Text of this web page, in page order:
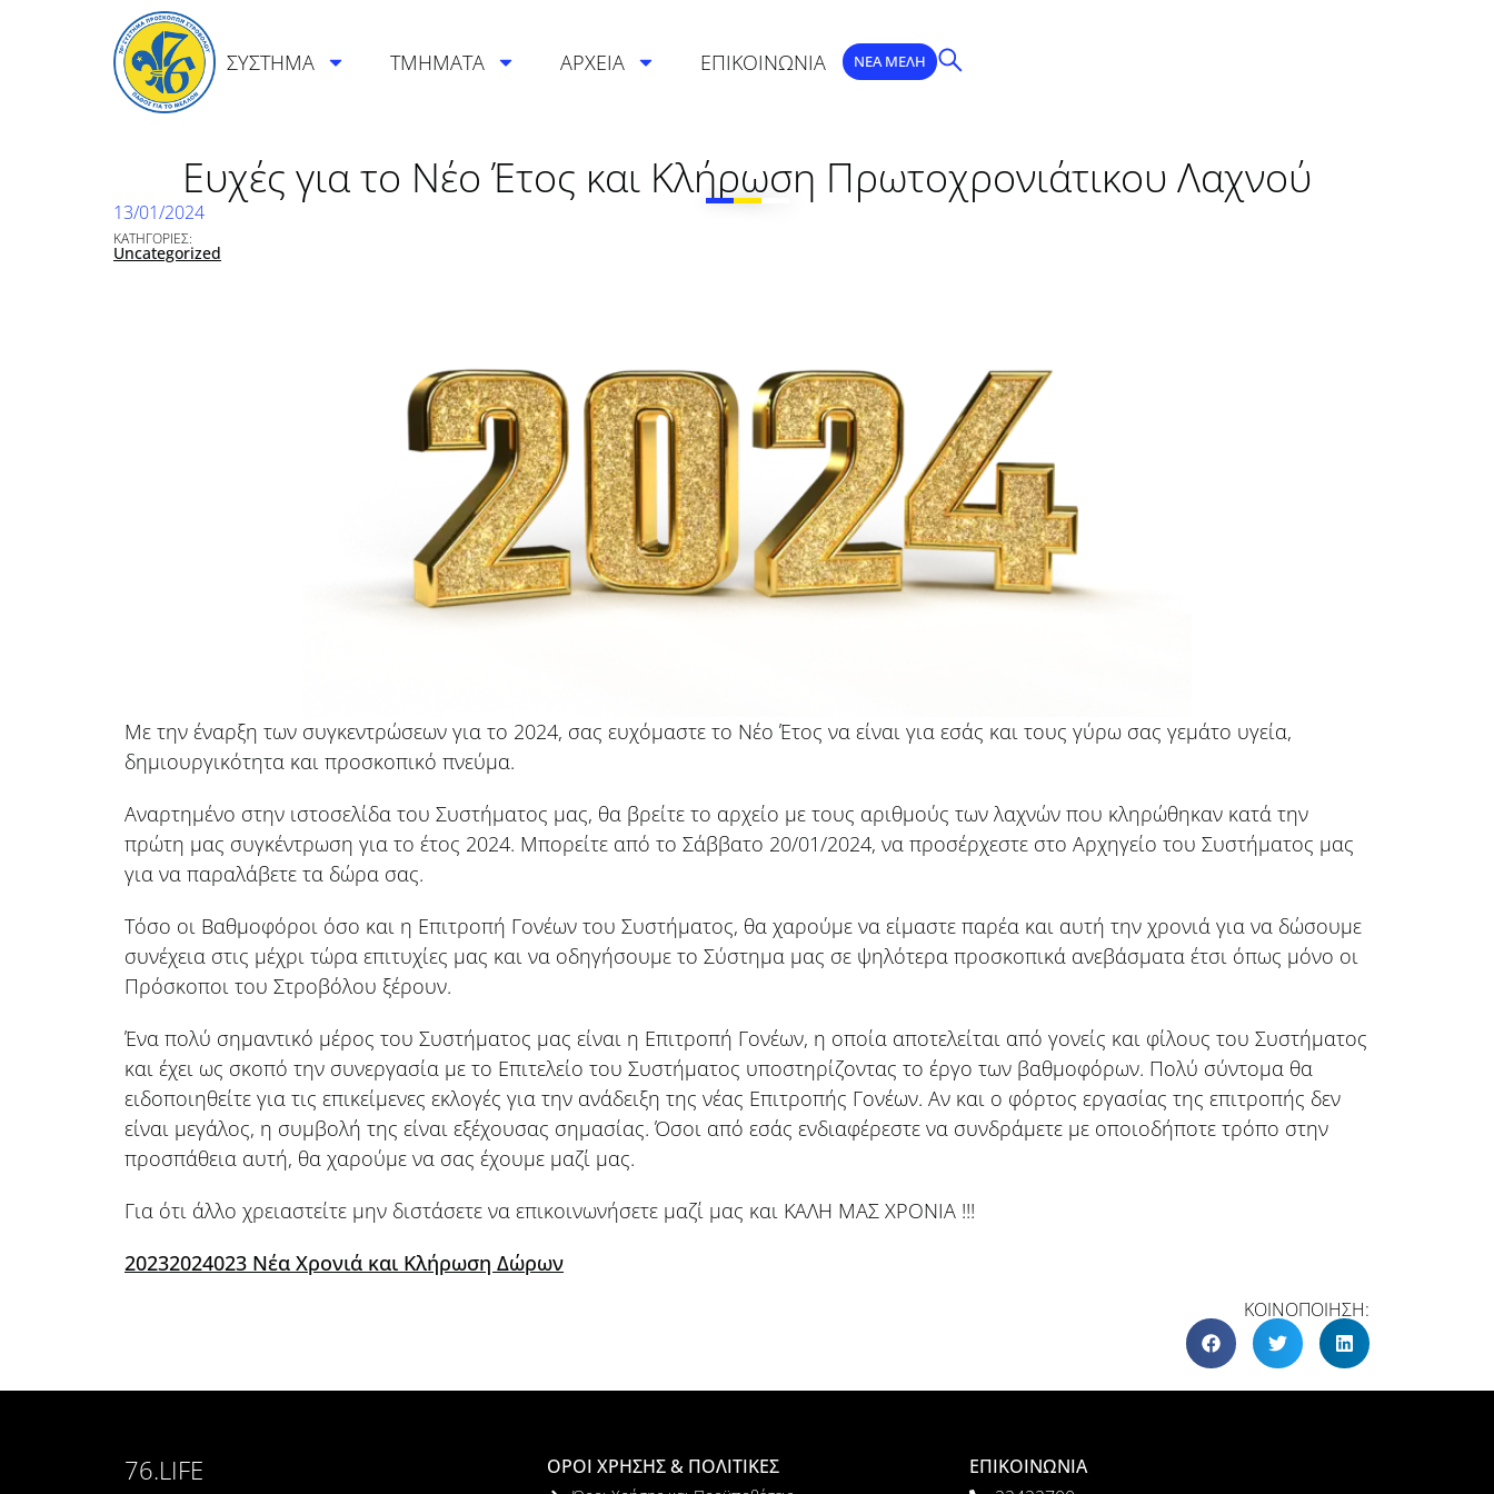
ΣΥΣΤΗΜΑ ΤΜΗΜΑΤΑ ΑΡΧΕΙΑ ΕΠΙΚΟΙΝΩΝΙΑ ΝΕΑ ΜΕΛΗ
Ευχές για το Νέο Έτος και Κλήρωση Πρωτοχρονιάτικου Λαχνού
13/01/2024
ΚΑΤΗΓΟΡΙΕΣ:
Uncategorized
Με την έναρξη των συγκεντρώσεων για το 2024, σας ευχόμαστε το Νέο Έτος να είναι για εσάς και τους γύρω σας γεμάτο υγεία,
δημιουργικότητα και προσκοπικό πνεύμα.
Αναρτημένο στην ιστοσελίδα του Συστήματος μας, θα βρείτε το αρχείο με τους αριθμούς των λαχνών που κληρώθηκαν κατά την
πρώτη μας συγκέντρωση για το έτος 2024. Μπορείτε από το Σάββατο 20/01/2024, να προσέρχεστε στο Αρχηγείο του Συστήματος μας
για να παραλάβετε τα δώρα σας.
Τόσο οι Βαθμοφόροι όσο και η Επιτροπή Γονέων του Συστήματος, θα χαρούμε να είμαστε παρέα και αυτή την χρονιά για να δώσουμε
συνέχεια στις μέχρι τώρα επιτυχίες μας και να οδηγήσουμε το Σύστημα μας σε ψηλότερα προσκοπικά ανεβάσματα έτσι όπως μόνο οι
Πρόσκοποι του Στροβόλου ξέρουν.
Ένα πολύ σημαντικό μέρος του Συστήματος μας είναι η Επιτροπή Γονέων, η οποία αποτελείται από γονείς και φίλους του Συστήματος
και έχει ως σκοπό την συνεργασία με το Επιτελείο του Συστήματος υποστηρίζοντας το έργο των βαθμοφόρων. Πολύ σύντομα θα
ειδοποιηθείτε για τις επικείμενες εκλογές για την ανάδειξη της νέας Επιτροπής Γονέων. Αν και ο φόρτος εργασίας της επιτροπής δεν
είναι μεγάλος, η συμβολή της είναι εξέχουσας σημασίας. Όσοι από εσάς ενδιαφέρεστε να συνδράμετε με οποιοδήποτε τρόπο στην
προσπάθεια αυτή, θα χαρούμε να σας έχουμε μαζί μας.
Για ότι άλλο χρειαστείτε μην διστάσετε να επικοινωνήσετε μαζί μας και ΚΑΛΗ ΜΑΣ ΧΡΟΝΙΑ !!!
20232024023 Νέα Χρονιά και Κλήρωση Δώρων
ΚΟΙΝΟΠΟΙΗΣΗ:
76.LIFE ΟΡΟΙ ΧΡΗΣΗΣ & ΠΟΛΙΤΙΚΕΣ
ΕΠΙΚΟΙΝΩΝΙΑ